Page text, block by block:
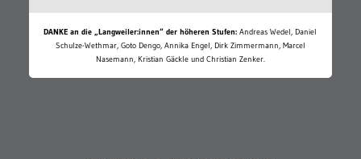
DANKE an die „Langweiler:innen“ der höheren Stufen: Andreas Wedel, Daniel
Schulze-Wethmar, Goto Dengo, Annika Engel, Dirk Zimmermann, Marcel
Nasemann, Kristian Gäckle und Christian Zenker.